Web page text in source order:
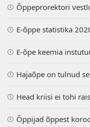
Õppeprorektori
E-õppe statistika
E-õpe keemia
Hajaõpe on tulnud
Head kriisi ei tohi
Õppijad õppest